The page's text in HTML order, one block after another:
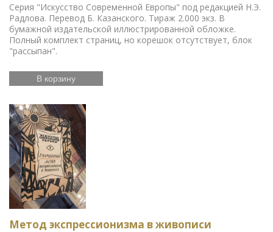
Серия "Искусство Современной Европы" под редакцией Н.Э.
Радлова. Перевод Б. Казанского. Тираж 2.000 экз. В
бумажной издательской иллюстрированной обложке.
Полный комплект страниц, но корешок отсутствует, блок
"рассыпан".
В корзину
Метод экспрессионизма в живописи